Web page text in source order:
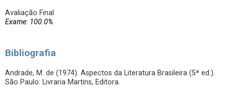
Avaliação Final
Exame: 100.0%
Bibliografia
Andrade, M. de (1974). Aspectos da Literatura Brasileira (5ª ed.).
São Paulo: Livraria Martins, Editora.